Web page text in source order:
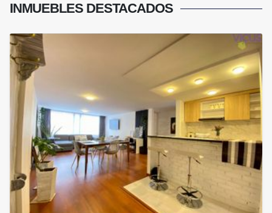
INMUEBLES DESTACADOS